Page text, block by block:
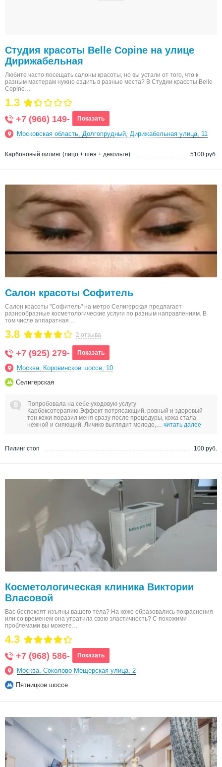
Студия красоты Belle Copine на улице
Дирижабельная
Любите часто посещать салоны красоты, но вы устали от того, что к
разным мастерам нужно ездить в разные места? В Студии красоты Belle
Copine…
1.3
+7 (966) 149- Показать
Московская область, Долгопрудный, Дирижабельная улица, 11
Карбоновый пилинг (лицо + шея + декольте) 5100 руб.
Салон красоты Софитель
Салон красоты "Софитель" на метро Селигерская предлагает
разнообразные косметологические услуги по разным направлениям. В
том числе аппаратная…
2 отзыва
3.8
+7 (925) 279- Показать
Москва, Коровинское шоссе, 10
Селигерская
Попробовала на себе уходовую услугу
Карбоксотерапию.Эффект потрясающий, ровный и здоровый
тон кожи поразил меня сразу после процедуры, кожа стала
нежной и сияющий. Личико выглядит молодо,… читать далее
Пилинг стоп 100 руб.
Косметологическая клиника Виктории
Власовой
Вас беспокоят изъяны вашего тела? На коже образовались покраснения
или со временем она утратила свою эластичность? С похожими
проблемами вы можете…
4.3
+7 (968) 586- Показать
Москва, Соколово-Мещерская улица, 2
Пятницкое шоссе